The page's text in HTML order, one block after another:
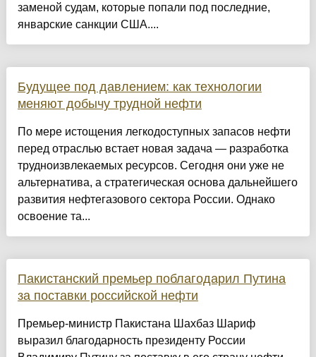
заменой судам, которые попали под последние,
январские санкции США....
Будущее под давлением: как технологии
меняют добычу трудной нефти
По мере истощения легкодоступных запасов нефти
перед отраслью встает новая задача — разработка
трудноизвлекаемых ресурсов. Сегодня они уже не
альтернатива, а стратегическая основа дальнейшего
развития нефтегазового сектора России. Однако
освоение та...
Пакистанский премьер поблагодарил Путина
за поставки российской нефти
Премьер-министр Пакистана Шахбаз Шариф
выразил благодарность президенту России